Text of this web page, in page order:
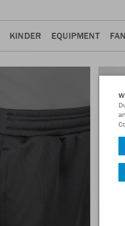
KINDER EQUIPMENT